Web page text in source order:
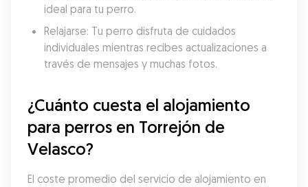
ideal para tu perro.
Relajarse: Tu perro disfruta de cuidados
individuales mientras recibes actualizaciones a
través de mensajes y muchas fotos.
¿Cuánto cuesta el alojamiento
para perros en Torrejón de
Velasco?
El coste promedio del servicio de alojamiento en